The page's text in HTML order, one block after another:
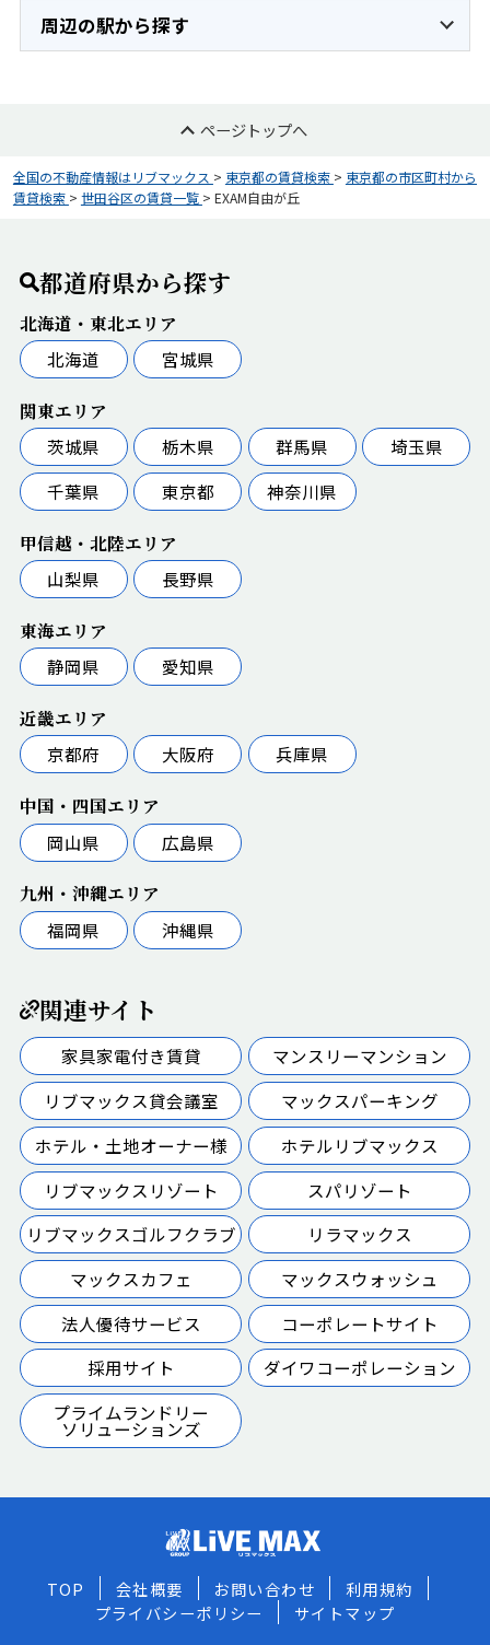
周辺の駅から探す
ページトップへ
全国の不動産情報はリブマックス > 東京都の賃貸検索 > 東京都の市区町村から
賃貸検索 > 世田谷区の賃貸一覧 > EXAM自由が丘
都道府県から探す
北海道・東北エリア
北海道
宮城県
関東エリア
茨城県
栃木県 群馬県
埼玉県
千葉県
東京都 神奈川県
甲信越・北陸エリア
山梨県
長野県
東海エリア
静岡県
愛知県
近畿エリア
京都府
大阪府 兵庫県
中国・四国エリア
岡山県
広島県
九州・沖縄エリア
福岡県
沖縄県
関連サイト
家具家電付き賃貸
マンスリーマンション
リブマックス貸会議室
マックスパーキング
ホテル・土地オーナー様
ホテルリブマックス
リブマックスリゾート
スパリゾート
リブマックスゴルフクラブ
リラマックス
マックスカフェ
マックスウォッシュ
法人優待サービス
コーポレートサイト
採用サイト
ダイワコーポレーション
プライムランドリー
ソリューションズ
TOP 会社概要 お問い合わせ
利用規約
プライバシーポリシー
サイトマップ